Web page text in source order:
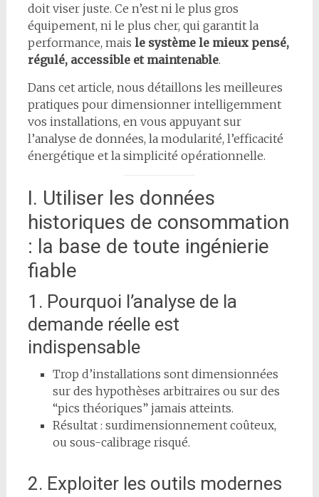
doit viser juste. Ce n’est ni le plus gros
équipement, ni le plus cher, qui garantit la
performance, mais le système le mieux pensé,
régulé, accessible et maintenable.
Dans cet article, nous détaillons les meilleures
pratiques pour dimensionner intelligemment
vos installations, en vous appuyant sur
l’analyse de données, la modularité, l’efficacité
énergétique et la simplicité opérationnelle.
I. Utiliser les données
historiques de consommation
: la base de toute ingénierie
fiable
1. Pourquoi l’analyse de la
demande réelle est
indispensable
Trop d’installations sont dimensionnées
sur des hypothèses arbitraires ou sur des
“pics théoriques” jamais atteints.
Résultat : surdimensionnement coûteux,
ou sous-calibrage risqué.
2. Exploiter les outils modernes